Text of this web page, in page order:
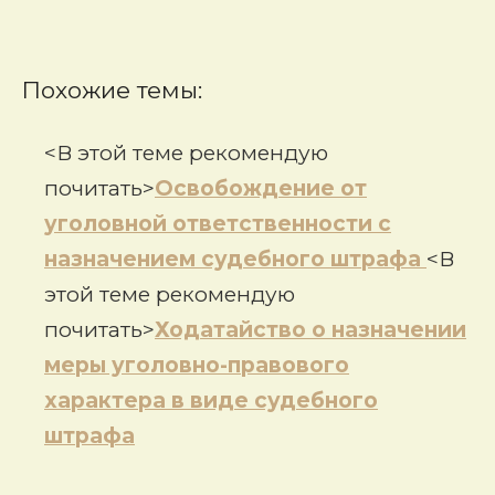
Похожие темы:
<В этой теме рекомендую
почитать>Освобождение от
уголовной ответственности с
назначением судебного штрафа <В
этой теме рекомендую
почитать>Ходатайство о назначении
меры уголовно-правового
характера в виде судебного
штрафа